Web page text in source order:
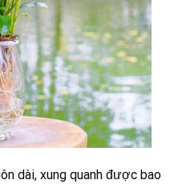
dài, xung quanh được bao